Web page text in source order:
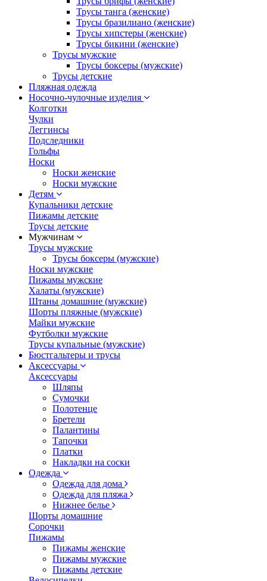
Трусы танга (женские)
Трусы бразилиано (женские)
Трусы хипстеры (женские)
Трусы бикини (женские)
Трусы мужские
Трусы боксеры (мужские)
Трусы детские
Пляжная одежда
Носочно-чулочные изделия
Колготки
Чулки
Леггинсы
Подследники
Гольфы
Носки
Носки женские
Носки мужские
Детям
Купальники детские
Пижамы детские
Трусы детские
Мужчинам
Трусы мужские
Трусы боксеры (мужские)
Носки мужские
Пижамы мужские
Халаты (мужские)
Штаны домашние (мужские)
Шорты пляжные (мужские)
Майки мужские
Футболки мужские
Трусы купальные (мужские)
Бюстгальтеры и трусы
Аксессуары
Аксессуары
Шляпы
Сумочки
Полотенце
Бретели
Палантины
Тапочки
Платки
Накладки на соски
Одежда
Одежда для дома
Одежда для пляжа
Нижнее белье
Шорты домашние
Сорочки
Пижамы
Пижамы женские
Пижамы мужские
Пижамы детские